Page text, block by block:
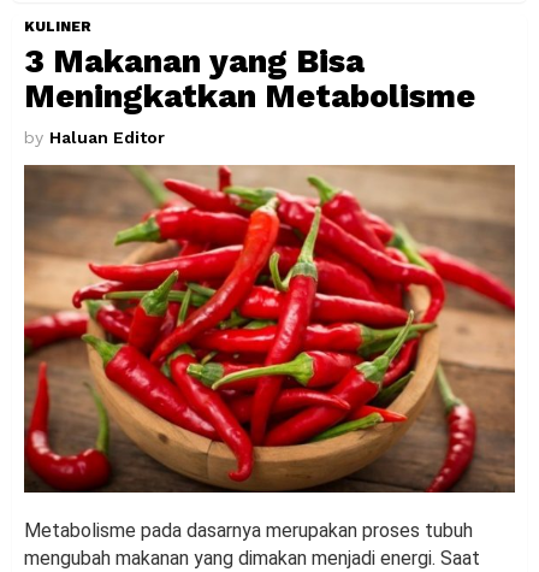
KULINER
3 Makanan yang Bisa
Meningkatkan Metabolisme
by Haluan Editor
Metabolisme pada dasarnya merupakan proses tubuh
mengubah makanan yang dimakan menjadi energi. Saat